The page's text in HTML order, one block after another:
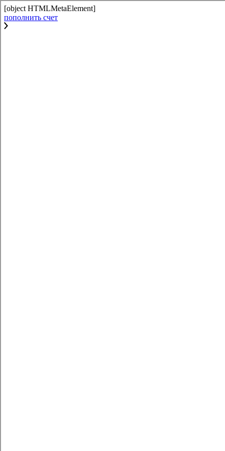
[object HTMLMetaElement]
пополнить счет